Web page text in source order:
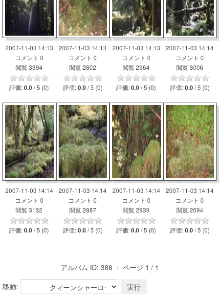
2007-11-03 14:13
コメント 0
閲覧 3394
評価:0.0 / 5 (0)
2007-11-03 14:13
コメント 0
閲覧 2802
評価:0.0 / 5 (0)
2007-11-03 14:13
コメント 0
閲覧 2964
評価:0.0 / 5 (0)
2007-11-03 14:14
コメント 0
閲覧 3006
評価:0.0 / 5 (0)
2007-11-03 14:14
コメント 0
閲覧 3132
評価:0.0 / 5 (0)
2007-11-03 14:14
コメント 0
閲覧 2887
評価:0.0 / 5 (0)
2007-11-03 14:14
コメント 0
閲覧 2939
評価:0.0 / 5 (0)
2007-11-03 14:14
コメント 0
閲覧 2694
評価:0.0 / 5 (0)
アルバム ID: 386
ページ 1 / 1
移動: